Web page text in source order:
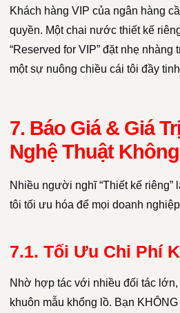
Khách hàng VIP của ngân hàng
quyền. Một chai nước thiết kế
“Reserved for VIP” đặt nhẹ nhàng
một sự nuông chiều cái tôi đầy
7. Báo Giá & Giá
Nghệ Thuật
Nhiều người nghĩ “Thiết kế riêng”
tôi tối ưu hóa để mọi doanh
7.1. Tối Ưu Chi Phí
Nhờ hợp tác với nhiều đối tác
khuôn mẫu khổng lồ. Bạn